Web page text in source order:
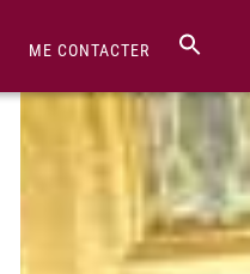
ME CONTACTER